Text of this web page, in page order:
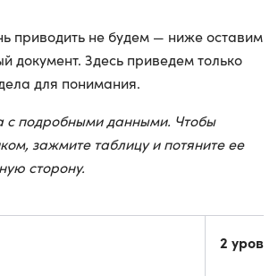
приводить не будем — ниже оставим
документ. Здесь приведем только
для понимания.
с подробными данными. Чтобы
зажмите таблицу и потяните ее
сторону.
2